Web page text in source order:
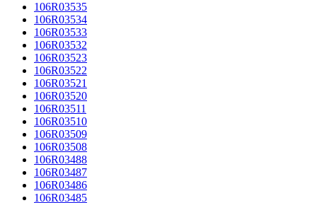
106R03535
106R03534
106R03533
106R03532
106R03523
106R03522
106R03521
106R03520
106R03511
106R03510
106R03509
106R03508
106R03488
106R03487
106R03486
106R03485